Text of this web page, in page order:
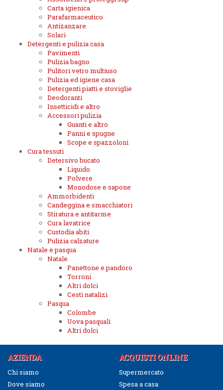
Carta igienica
Parafarmaceutico
Antizanzare
Solari
Detergenti e pulizia casa
Pavimenti
Pulizia bagno
Pulitori vetro multiuso
Pulizia ed igiene casa
Detergenti piatti e stoviglie
Deodoranti
Insetticidi e altro
Accessori pulizia
Guanti e altro
Panni e spugne
Scope e spazzoloni
Cura tessuti
Detersivo bucato
Liquido
Polvere
Monodose e sapone
Ammorbidenti
Candeggina e smacchiatori
Stiratura e antitarme
Cura lavatrice
Custodia abiti
Pulizia calzature
Natale e pasqua
Natale
Panettone e pandoro
Torroni
Altri dolci
Cesti natalizi
Pasqua
Colombe
Uova pasquali
Altri dolci
AZIENDA
Chi siamo
Dove siamo
ACQUISTI ONLINE
Supermercato
Spesa a casa